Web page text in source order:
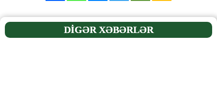
DİGƏR XƏBƏRLƏR